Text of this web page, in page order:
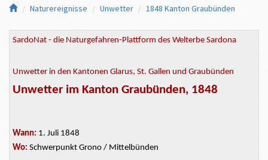
Naturereignisse Unwetter 1848 Kanton Graubünden
SardoNat - die Naturgefahren-Plattform des Welterbe Sardona
Unwetter in den Kantonen Glarus, St. Gallen und Graubünden
Unwetter im Kanton Graubünden, 1848
Wann: 1. Juli 1848
Wo: Schwerpunkt Grono / Mittelbünden